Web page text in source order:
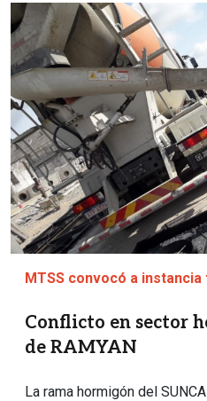
Imagen
MTSS convocó a
Conflicto en sector
de RAMYAN
La rama hormigón del